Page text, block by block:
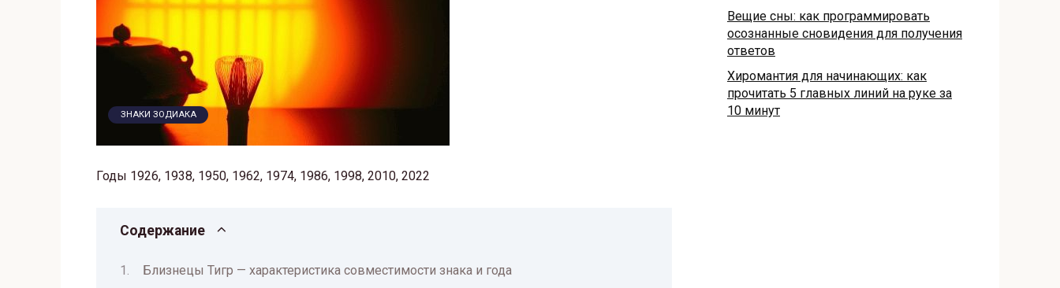
ЗНАКИ ЗОДИАКА
Годы 1926, 1938, 1950, 1962, 1974, 1986, 1998, 2010, 2022
Содержание
Близнецы Тигр — характеристика совместимости знака и года
Вещие сны: как программировать
осознанные сновидения для получения
ответов
Хиромантия для начинающих: как
прочитать 5 главных линий на руке за
10 минут